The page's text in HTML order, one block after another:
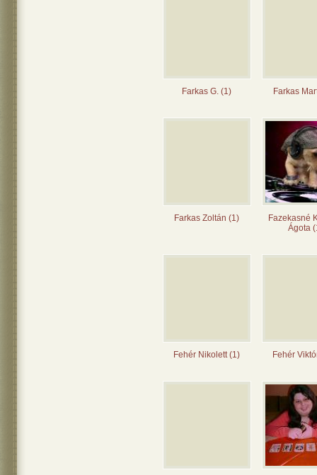
Farkas G. (1) Farkas
Farkas Zoltán (1)
Fazekasné
Ágota
Fehér Nikolett (1) Fehér